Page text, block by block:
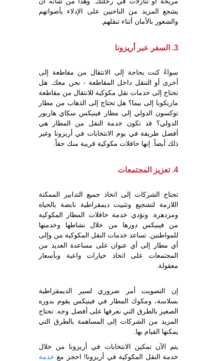
يشجع المزيد من الناخبين على الإدلاء بأصواتهم
والشعور بالأمان أثناء تنقلهم.
3. السفر عبر أريزونا
سواءً كنت بحاجة إلى الانتقال من مقاطعة إلى
أخرى أو التنقل داخل المقاطعة - نحن معك. هل
تحتاج إلى خدمات نقل مكوكية للانتقال من مقاطعة
ماريكوبا إلى بيما؟ هل تحتاج إلى الذهاب من مطار
توكسون الدولي إلى مطار فينيكس سكاي هاربور
الدولي؟ قد تكون خدمة النقل من المطار هي
أفضل طريقة في يوم الانتخابات في أريزونا وغير
ذلك أيضاً. إنها حافلات مكوكية قريبة منك حقاً.
4. تعزيز المجتمعات
تحتاج الشركات إلى اتخاذ جميع التدابير الممكنة
اللازمة لتشجيع وتثبيت ديمقراطية نابضة بالحياة
ومزدهرة. وتؤدي خدمة حافلات المطار المكوكية
من فينيكس دورها من خلال نشاطها وخدمتها
للمواطنين. تساعد خدمات النقل المكوكية من وإلى
أي مطار إلى أي عنوان على مساعدة العديد من
المجتمعات على اتخاذ خيارات واعية وبأسعار
معقولة.
إن التصويت أمر ضروري لسير الديمقراطية
بسلاسة، ومكوك المطار في فينيكس يقوم بدوره
الصغير بالطرق التي نعرفها على أفضل وجه. تحتاج
المزيد من الشركات إلى المساهمة بالطرق التي
يمكنها القيام بها.
يتم الآن تمكين الانتخابات في أريزونا من خلال
خدمة النقل المكوكية في أريزونا! احجز مع خدمة